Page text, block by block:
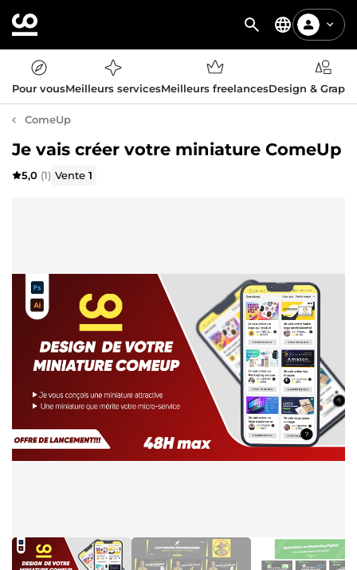
Pour vousMeilleurs servicesMeilleurs freelancesDesign &
ComeUp
Je vais créer votre miniature ComeUp
5,0 (1) Vente1